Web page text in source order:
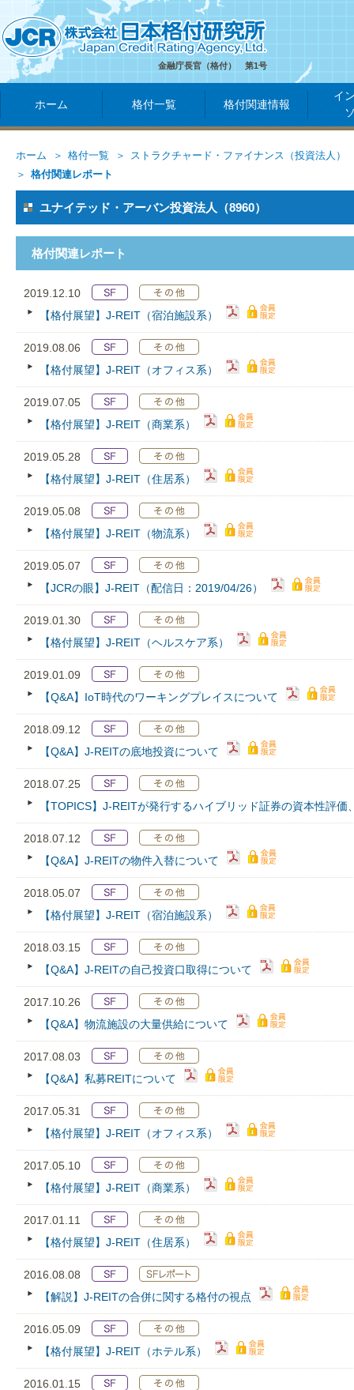
金融庁長官（格付） 第1号
ホーム 格付一覧 格付関連情報
イ
ホーム 格付一覧
ストラクチャード・ファイナンス（投資法人）
格付関連レポート
ユナイテッド・アーバン投資法人（8960）
格付関連レポート
2019.12.10
【格付展望】J-REIT（宿泊施設系）
2019.08.06
【格付展望】J-REIT（オフィス系）
2019.07.05
【格付展望】J-REIT（商業系）
2019.05.28
【格付展望】J-REIT（住居系）
2019.05.08
【格付展望】J-REIT（物流系）
2019.05.07
【JCRの眼】J-REIT（配信日：2019/04/26）
2019.01.30
【格付展望】J-REIT（ヘルスケア系）
2019.01.09
【Q&A】IoT時代のワーキングプレイスについて
2018.09.12
【Q&A】J-REITの底地投資について
2018.07.25
【TOPICS】J-REITが発行するハイブリッド証券の資本性評価
2018.07.12
【Q&A】J-REITの物件入替について
2018.05.07
【格付展望】J-REIT（宿泊施設系）
2018.03.15
【Q&A】J-REITの自己投資口取得について
2017.10.26
【Q&A】物流施設の大量供給について
2017.08.03
【Q&A】私募REITについて
2017.05.31
【格付展望】J-REIT（オフィス系）
2017.05.10
【格付展望】J-REIT（商業系）
2017.01.11
【格付展望】J-REIT（住居系）
2016.08.08
【解説】J-REITの合併に関する格付の視点
2016.05.09
【格付展望】J-REIT（ホテル系）
2016.01.15